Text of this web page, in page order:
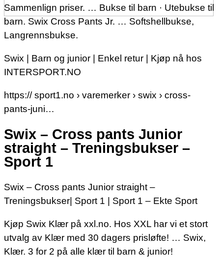
Sammenlign priser. … Bukse til barn · Utebukse til
barn. Swix Cross Pants Jr. … Softshellbukse,
Langrennsbukse.
Swix | Barn og junior | Enkel retur | Kjøp nå hos
INTERSPORT.NO
https:// sport1.no › varemerker › swix › cross-
pants-juni…
Swix – Cross pants Junior
straight – Treningsbukser –
Sport 1
Swix – Cross pants Junior straight –
Treningsbukser| Sport 1 | Sport 1 – Ekte Sport
Kjøp Swix Klær på xxl.no. Hos XXL har vi et stort
utvalg av Klær med 30 dagers prisløfte! … Swix,
Klær. 3 for 2 på alle klær til barn & junior!